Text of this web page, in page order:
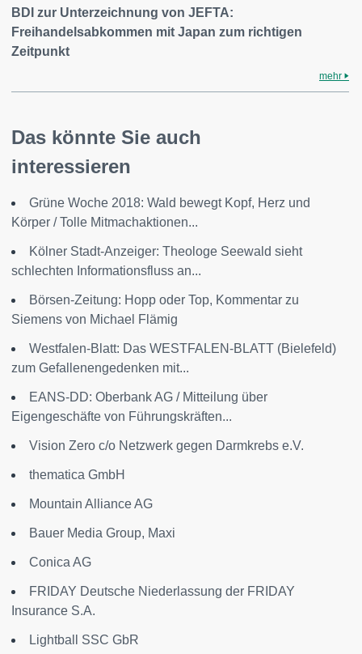
BDI zur Unterzeichnung von JEFTA:
Freihandelsabkommen mit Japan zum richtigen
Zeitpunkt
mehr
Das könnte Sie auch
interessieren
Grüne Woche 2018: Wald bewegt Kopf, Herz und
Körper / Tolle Mitmachaktionen...
Kölner Stadt-Anzeiger: Theologe Seewald sieht
schlechten Informationsfluss an...
Börsen-Zeitung: Hopp oder Top, Kommentar zu
Siemens von Michael Flämig
Westfalen-Blatt: Das WESTFALEN-BLATT (Bielefeld)
zum Gefallenengedenken mit...
EANS-DD: Oberbank AG / Mitteilung über
Eigengeschäfte von Führungskräften...
Vision Zero c/o Netzwerk gegen Darmkrebs e.V.
thematica GmbH
Mountain Alliance AG
Bauer Media Group, Maxi
Conica AG
FRIDAY Deutsche Niederlassung der FRIDAY
Insurance S.A.
Lightball SSC GbR